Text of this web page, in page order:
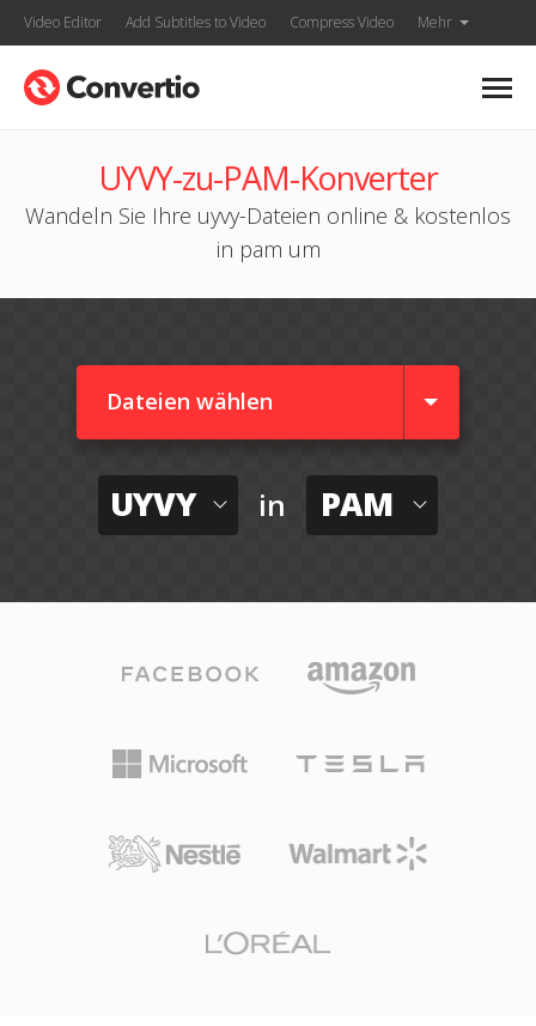
Video Editor Add Subtitles to Video Compress Video Mehr
UYVY-zu-PAM-Konverter
Wandeln Sie Ihre uyvy-Dateien online & kostenlos
in pam um
Dateien wählen
UYVY in PAM